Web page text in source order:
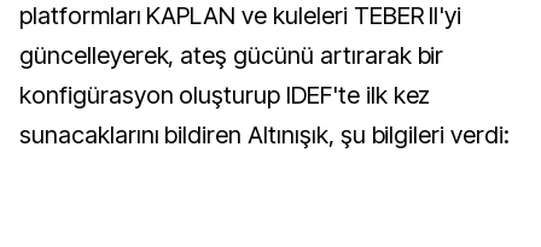
platformları KAPLAN ve kuleleri TEBER II'yi
güncelleyerek, ateş gücünü artırarak bir
konfigürasyon oluşturup IDEF'te ilk kez
sunacaklarını bildiren Altınışık, şu bilgileri verdi: